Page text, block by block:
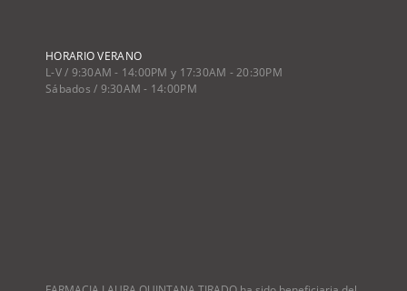
HORARIO VERANO
L-V / 9:30AM - 14:00PM y 17:30AM - 20:30PM
Sábados / 9:30AM - 14:00PM